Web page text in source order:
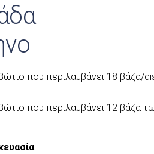
που περιλαμβάνει 18 βάζα/
που περιλαμβάνει 12 βάζα